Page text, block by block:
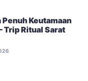
Keutamaan
Trip Ritual Sarat